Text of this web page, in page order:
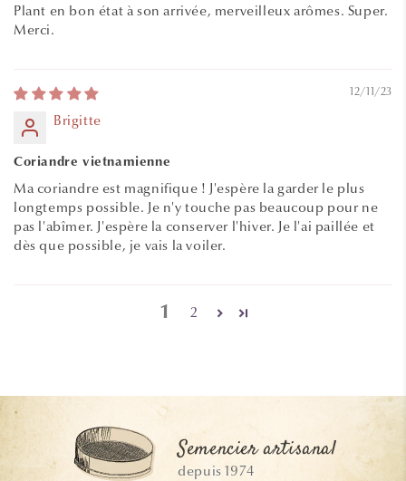
Plant en bon état à son arrivée, merveilleux arômes. Super.
Merci.
12/11/23
Brigitte
Coriandre vietnamienne
Ma coriandre est magnifique ! J'espère la garder le plus
longtemps possible. Je n'y touche pas beaucoup pour ne
pas l'abîmer. J'espère la conserver l'hiver. Je l'ai paillée et
dès que possible, je vais la voiler.
1 2
Semencier artisanal
depuis 1974